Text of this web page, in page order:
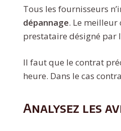
Tous les fournisseurs
dépannage. Le meilleur
prestataire désigné par
Il faut que le contrat
heure. Dans le cas
Analysez les